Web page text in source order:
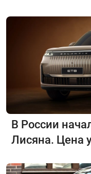
В России
Лисяна. Цена